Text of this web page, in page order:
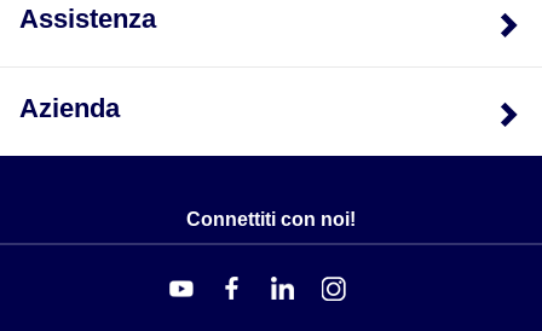
Assistenza
Azienda
Connettiti con noi!